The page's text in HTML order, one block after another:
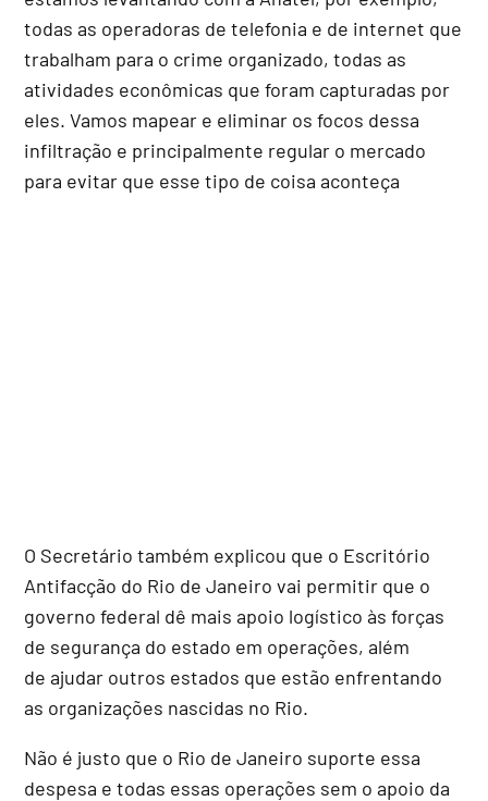
todas as operadoras de telefonia e de internet que
trabalham para o crime organizado, todas as
atividades econômicas que foram capturadas por
eles. Vamos mapear e eliminar os focos dessa
infiltração e principalmente regular o mercado
para evitar que esse tipo de coisa aconteça
O Secretário também explicou que o Escritório
Antifacção do Rio de Janeiro vai permitir que o
governo federal dê mais apoio logístico às forças
de segurança do estado em operações, além
de ajudar outros estados que estão enfrentando
as organizações nascidas no Rio.
Não é justo que o Rio de Janeiro suporte essa
despesa e todas essas operações sem o apoio da